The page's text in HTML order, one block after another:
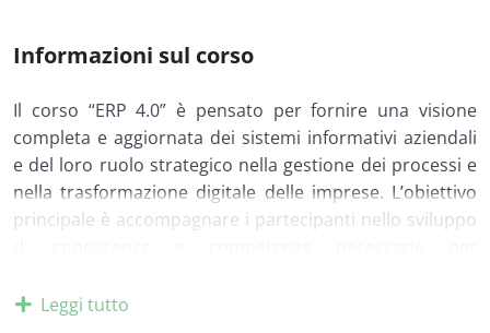
Informazioni sul corso
Il corso “ERP 4.0” è pensato per fornire una visione
completa e aggiornata dei sistemi informativi aziendali
e del loro ruolo strategico nella gestione dei processi e
nella trasformazione digitale delle imprese. L’obiettivo
principale è accompagnare i partecipanti nello sviluppo
Enterprise Resource Planning (ERP) come strumenti di
Leggi tutto